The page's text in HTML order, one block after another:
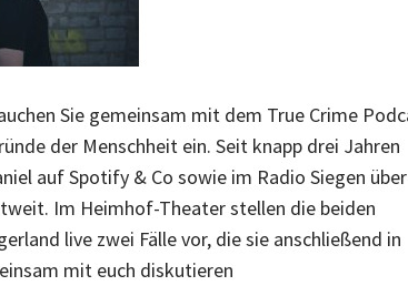
Sie gemeinsam mit dem True Crime
der Menschheit ein. Seit knapp drei Jahren
auf Spotify & Co sowie im Radio Siegen über
Im Heimhof-Theater stellen die beiden
live zwei Fälle vor, die sie anschließend in
mit euch diskutieren